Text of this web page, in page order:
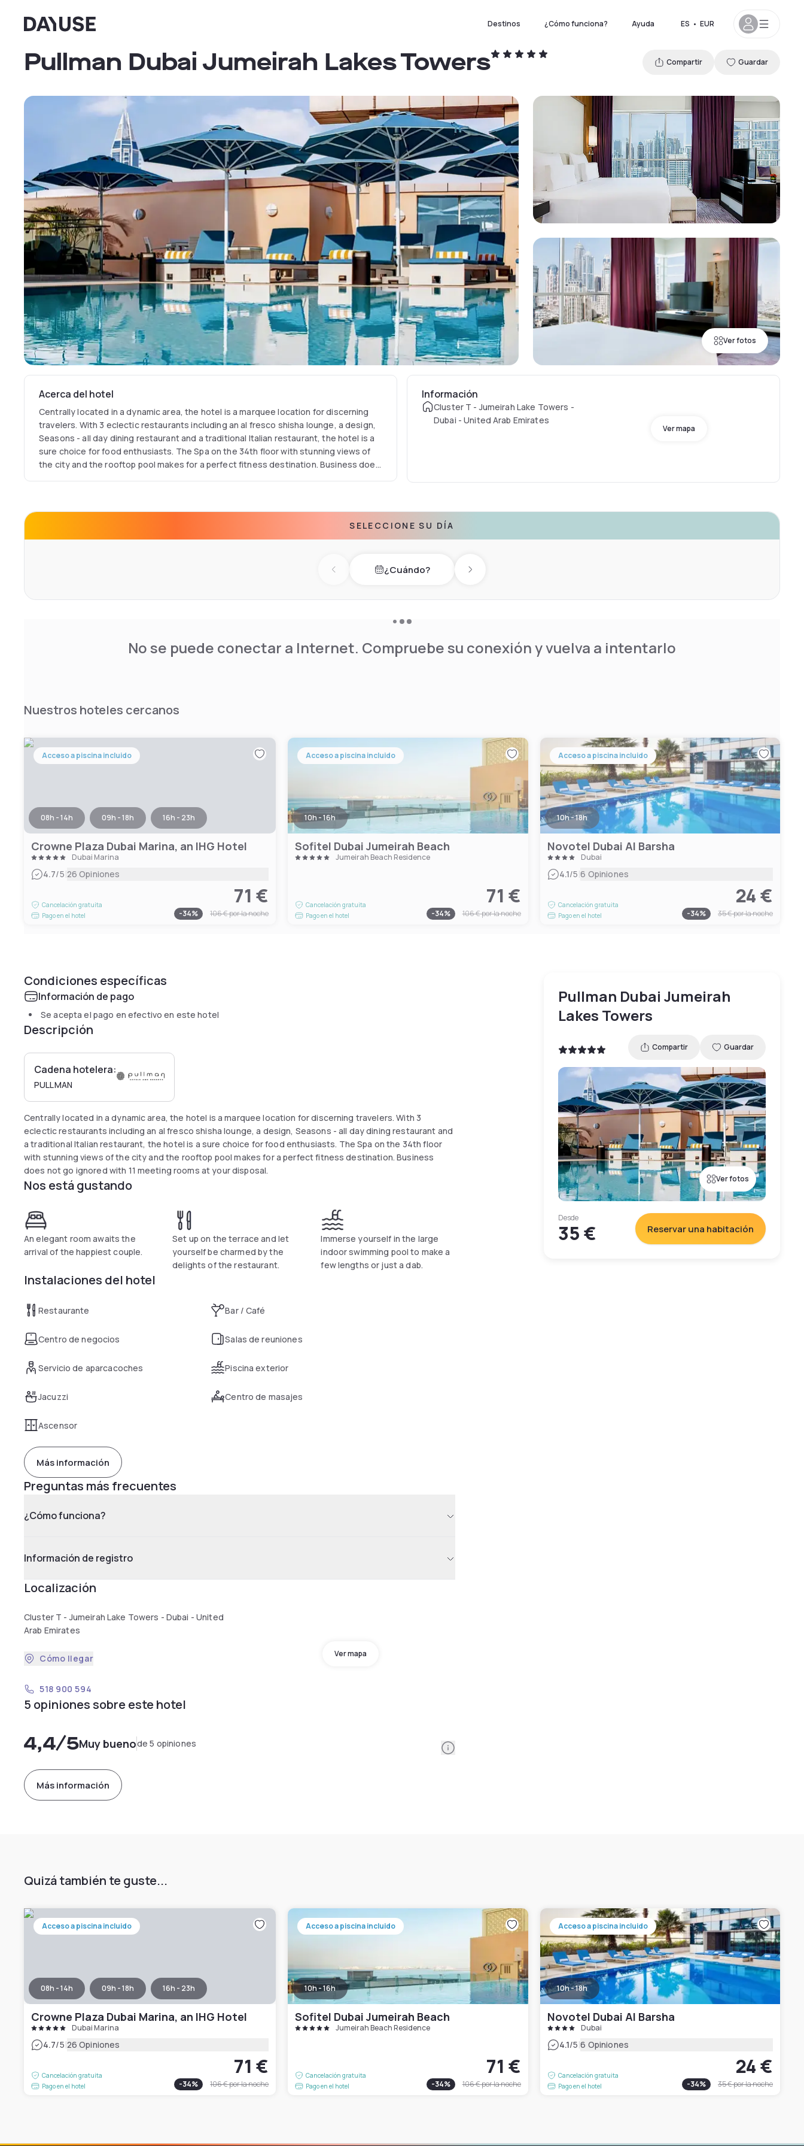
Dayuse Destinos ¿Cómo funciona? Ayuda ES • EUR
Ver fotos
Pullman Dubai Jumeirah Lakes Towers Compartir Guardar
Acerca del hotel
Centrally located in a dynamic area, the hotel is a marquee location for discerning
travelers. With 3 eclectic restaurants including an al fresco shisha lounge, a design,
Seasons - all day dining restaurant and a traditional Italian restaurant, the hotel is a
sure choice for food enthusiasts. The Spa on the 34th floor with stunning views of
the city and the rooftop pool makes for a perfect fitness destination. Business does
Información
Cluster T - Jumeirah Lake Towers -
Dubai - United Arab Emirates
Ver mapa
SELECCIONE SU DÍA
Previous day¿Cuándo? Next day
No se puede conectar a Internet. Compruebe su conexión y vuelva a intentarlo
Nuestros hoteles cercanos
Acceso a piscina incluido
08h - 14h 09h - 18h 16h - 23h
Crowne Plaza Dubai Marina, an IHG Hotel
Dubai Marina
4.7/5|26 Opiniones
Cancelación gratuita
Pago en el hotel
71 €
-34% 106 €por la noche
Acceso a piscina incluido
10h - 16h
Sofitel Dubai Jumeirah Beach
Jumeirah Beach Residence
Cancelación gratuita
Pago en el hotel
71 €
-34% 106 €por la noche
Acceso a piscina incluido
10h - 18h
Novotel Dubai Al Barsha
Dubai
4.1/5|6 Opiniones
Cancelación gratuita
Pago en el hotel
24 €
-34% 35 €por la noche
Condiciones específicas
Información de pago
Se acepta el pago en efectivo en este hotel
Descripción
Cadena hotelera:
PULLMAN
Centrally located in a dynamic area, the hotel is a marquee location for discerning travelers. With 3
eclectic restaurants including an al fresco shisha lounge, a design, Seasons - all day dining restaurant and
a traditional Italian restaurant, the hotel is a sure choice for food enthusiasts. The Spa on the 34th floor
with stunning views of the city and the rooftop pool makes for a perfect fitness destination. Business
does not go ignored with 11 meeting rooms at your disposal.
Nos está gustando
An elegant room awaits the
arrival of the happiest couple.
Set up on the terrace and let
yourself be charmed by the
delights of the restaurant.
Immerse yourself in the large
indoor swimming pool to make a
few lengths or just a dab.
Instalaciones del hotel
Restaurante Bar / Café
Centro de negocios Salas de reuniones
Servicio de aparcacoches Piscina exterior
Jacuzzi Centro de masajes
Ascensor
Más información
Preguntas más frecuentes
¿Cómo funciona?
Información de registro
Localización
Cluster T - Jumeirah Lake Towers - Dubai - United
Arab Emirates
Ver mapa
Cómo llegar
518 900 594
5 opiniones sobre este hotel
4,4/5Muy buenode 5 opiniones Information
Más información
Pullman Dubai Jumeirah
Lakes Towers
Compartir Guardar
Ver fotos
Desde
35 € Reservar una habitación
Quizá también te guste...
Acceso a piscina incluido
08h - 14h 09h - 18h 16h - 23h
Crowne Plaza Dubai Marina, an IHG Hotel
Dubai Marina
4.7/5|26 Opiniones
Cancelación gratuita
Pago en el hotel
71 €
-34% 106 €por la noche
Acceso a piscina incluido
10h - 16h
Sofitel Dubai Jumeirah Beach
Jumeirah Beach Residence
Cancelación gratuita
Pago en el hotel
71 €
-34% 106 €por la noche
Acceso a piscina incluido
10h - 18h
Novotel Dubai Al Barsha
Dubai
4.1/5|6 Opiniones
Cancelación gratuita
Pago en el hotel
24 €
-34% 35 €por la noche